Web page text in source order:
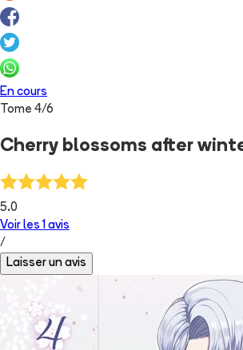
En cours
Tome 4/6
Cherry blossoms after
5.0
Voir les 1 avis
/
Laisser un avis